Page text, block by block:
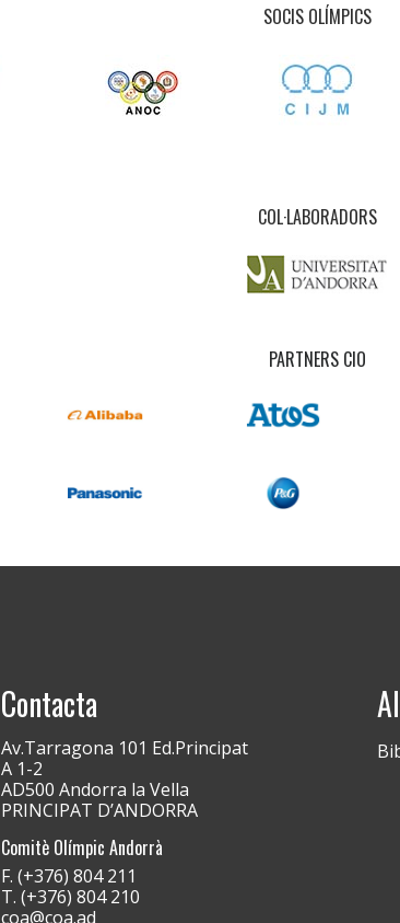
SOCIS OLÍMPICS
COL·LABORADORS
PARTNERS CIO
Contacta
Av.Tarragona 101 Ed.Principat
A 1-2
AD500 Andorra la Vella
PRINCIPAT D’ANDORRA
Comitè Olímpic Andorrà
F. (+376) 804 211
T. (+376) 804 210
coa@coa.ad